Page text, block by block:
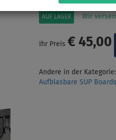
AUF LAGER Wir
Ihr Preis € 45,00
Andere in der Kategorie:
Aufblasbare SUP Boards